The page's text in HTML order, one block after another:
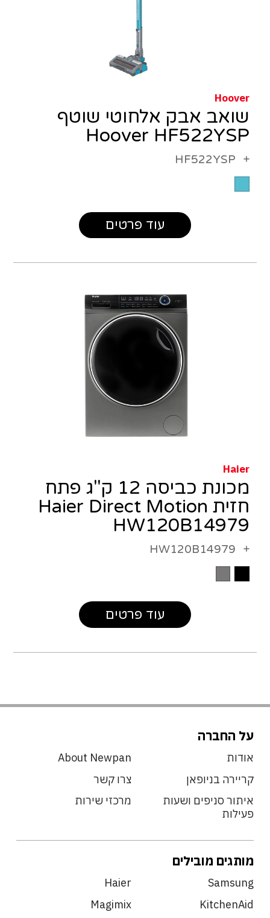
Hoover
שואב אבק אלחוטי שוטף
Hoover HF522YSP
HF522YSP
עוד פרטים
Haier
מכונת כביסה 12 ק"ג פתח
חזית Haier Direct Motion
HW120B14979
HW120B14979
עוד פרטים
על החברה
אודות
About Newpan
קריירה בניופאן
צרו קשר
איתור סניפים ושעות
פעילות
מרכזי שירות
מותגים מובילים
Samsung
Haier
KitchenAid
Magimix